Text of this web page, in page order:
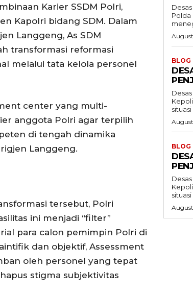
Karier SSDM Polri,
Kapolri bidang SDM. Dalam
Langgeng, As SDM
transformasi reformasi
melalui tata kelola personel
center yang multi-
anggota Polri agar terpilih
di tengah dinamika
Langgeng.
tersebut, Polri
ini menjadi “filter”
para calon pemimpin Polri di
dan objektif, Assessment
oleh personel yang tepat
stigma subjektivitas
Polda Metro
BLOG
Kepolisian Polda Metro
situasi
BLOG
Kepolisian Polda Metro
situasi